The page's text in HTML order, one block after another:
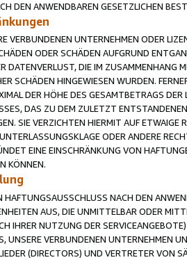
DEN ANWENDBAREN GESETZLICHEN
VERBUNDENEN UNTERNEHMEN ODER
ODER SCHÄDEN AUFGRUND
DATENVERLUST, DIE IM ZUSAMMENHANG
SCHÄDEN HINGEWIESEN WURDEN.
DER HÖHE DES GESAMTBETRAGS
DAS ZU DEM ZULETZT
SIE VERZICHTEN HIERMIT AUF
ODER ANDERE
EINE EINSCHRÄNKUNG VON
KÖNNEN.
NACH DEN
AUS, DIE UNMITTELBAR ODER
IHRER NUTZUNG DER
UNSERE VERBUNDENEN UNTERNEHMEN
(DIRECTORS) UND VERTRETER VON